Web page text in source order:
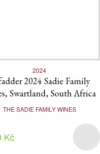
2024
2024 Sadie Family
Swartland, South Africa
THE SADIE FAMILY WINES
Kč